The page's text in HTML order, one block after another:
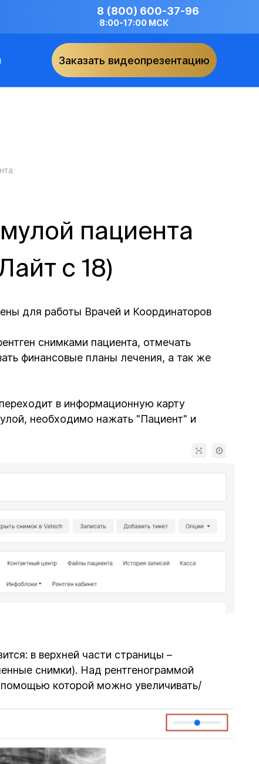
8 (800) 600-37-96
8:00-17:00 МСК
Заказать видеопрезентацию
пациента
с 18)
для работы Врачей и Координаторов
снимками пациента, отмечать
финансовые планы лечения, а так же
в информационную карту
необходимо нажать "Пациент" и
в верхней части страницы –
снимки). Над рентгенограммой
которой можно увеличивать/